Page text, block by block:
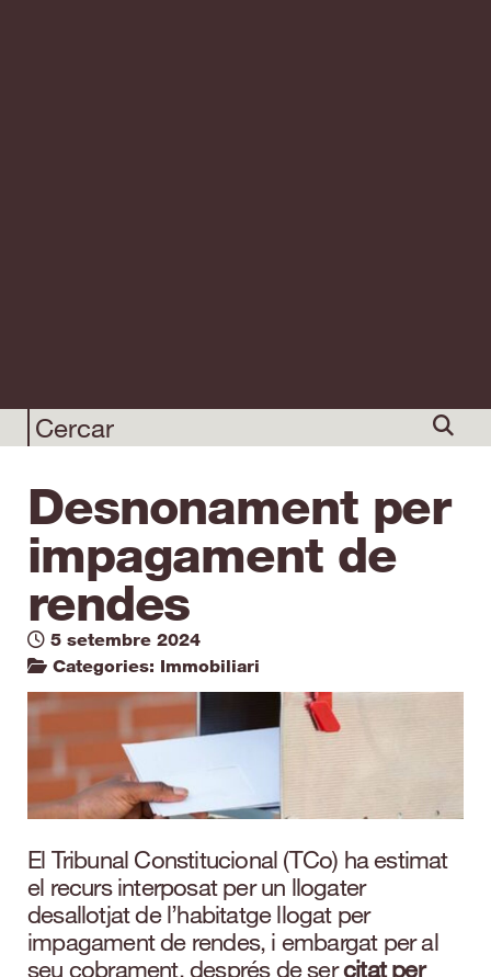
Desnonament per
impagament de
rendes
5 setembre 2024
Categories: Immobiliari
El Tribunal Constitucional (TCo) ha estimat
el recurs interposat per un llogater
desallotjat de l’habitatge llogat per
impagament de rendes, i embargat per al
seu cobrament, després de sercitat per